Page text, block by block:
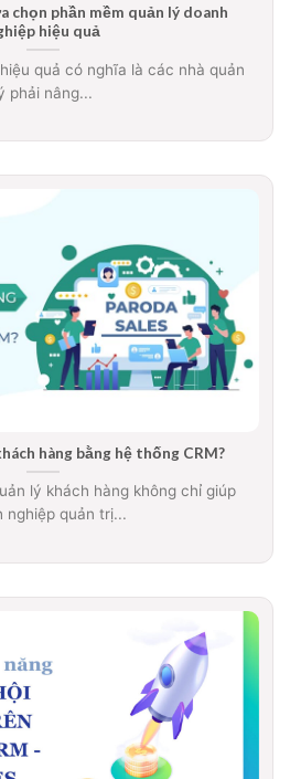
chọn phần mềm quản lý doanh
hiệu quả
quả có nghĩa là các nhà quản
phải nâng...
hàng bằng hệ thống CRM?
lý khách hàng không chỉ giúp
nghiệp quản trị...